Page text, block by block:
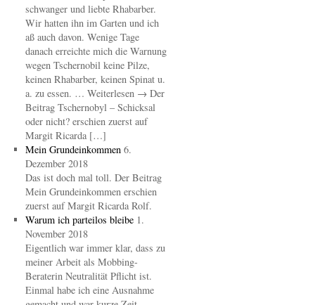
schwanger und liebte Rhabarber.
Wir hatten ihn im Garten und ich
aß auch davon. Wenige Tage
danach erreichte mich die Warnung
wegen Tschernobil keine Pilze,
keinen Rhabarber, keinen Spinat u.
a. zu essen. … Weiterlesen → Der
Beitrag Tschernobyl – Schicksal
oder nicht? erschien zuerst auf
Margit Ricarda […]
Mein Grundeinkommen 6.
Dezember 2018
Das ist doch mal toll. Der Beitrag
Mein Grundeinkommen erschien
zuerst auf Margit Ricarda Rolf.
Warum ich parteilos bleibe 1.
November 2018
Eigentlich war immer klar, dass zu
meiner Arbeit als Mobbing-
Beraterin Neutralität Pflicht ist.
Einmal habe ich eine Ausnahme